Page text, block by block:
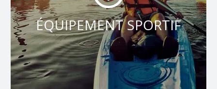
ÉQUIPEMENT SPORTIF